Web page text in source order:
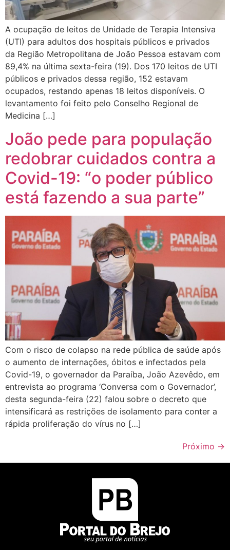
A ocupação de leitos de Unidade de Terapia Intensiva
(UTI) para adultos dos hospitais públicos e privados
da Região Metropolitana de João Pessoa estavam com
89,4% na última sexta-feira (19). Dos 170 leitos de UTI
públicos e privados dessa região, 152 estavam
ocupados, restando apenas 18 leitos disponíveis. O
levantamento foi feito pelo Conselho Regional de
Medicina […]
João pede para população
redobrar cuidados contra a
Covid-19: “o poder público
está fazendo a sua parte”
Com o risco de colapso na rede pública de saúde após
o aumento de internações, óbitos e infectados pela
Covid-19, o governador da Paraíba, João Azevêdo, em
entrevista ao programa ‘Conversa com o Governador’,
desta segunda-feira (22) falou sobre o decreto que
intensificará as restrições de isolamento para conter a
rápida proliferação do vírus no […]
Próximo →